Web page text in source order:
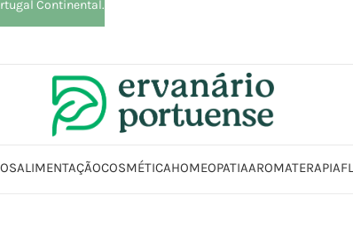
ALIMENTAÇÃOCOSMÉTICAHOMEOPATIAAROMATERAPIA
Continental.